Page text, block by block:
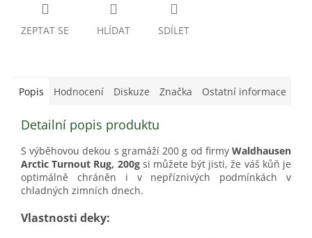
ZEPTAT SE HLÍDAT SDÍLET
Popis Hodnocení Diskuze Značka Ostatní informace
Detailní popis produktu
S výběhovou dekou s gramáží 200 g od firmy Waldhausen
Arctic Turnout Rug, 200gsi můžete být jisti, že váš kůň je
optimálně chráněn i v nepříznivých podmínkách v
chladných zimních dnech.
Vlastnosti deky: